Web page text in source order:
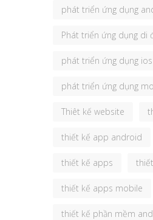
phát triển ứng dụng
Phát triển ứng dụng di
phát triển ứng dụng ios
phát triển ứng dụng
Thiêt kế website
thiết kế app android
thiết kế apps
thiết kế apps mobile
thiết kế phần mềm